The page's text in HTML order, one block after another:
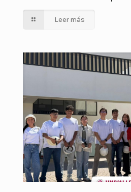
Leer más